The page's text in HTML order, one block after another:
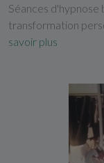
Séances d'hypnose
transformation
savoir plus